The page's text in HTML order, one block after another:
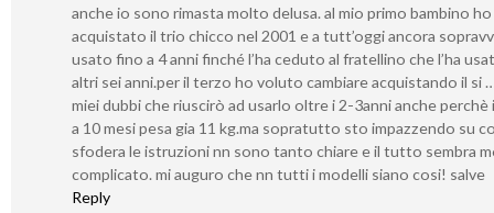
anche io sono rimasta molto delusa. al mio primo bambino ho
acquistato il trio chicco nel 2001 e a tutt’oggi ancora
usato fino a 4 anni finché l’ha ceduto al fratellino che l’ha
altri sei anni.per il terzo ho voluto cambiare acquistando il si
miei dubbi che riuscirò ad usarlo oltre i 2-3anni anche perchè
a 10 mesi pesa gia 11 kg.ma sopratutto sto impazzendo su
sfodera le istruzioni nn sono tanto chiare e il tutto sembra
complicato. mi auguro che nn tutti i modelli siano cosi! salve
Reply